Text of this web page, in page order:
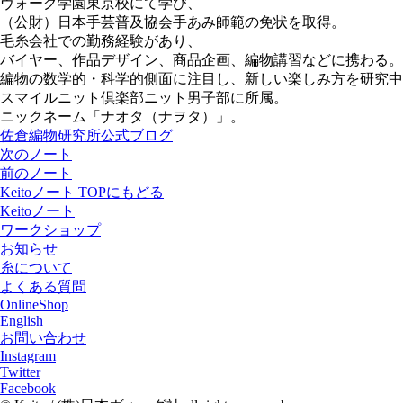
ヴォーグ学園東京校にて学び、
（公財）日本手芸普及協会手あみ師範の免状を取得。
毛糸会社での勤務経験があり、
バイヤー、作品デザイン、商品企画、編物講習などに携わる。
編物の数学的・科学的側面に注目し、新しい楽しみ方を研究
スマイルニット倶楽部ニット男子部に所属。
ニックネーム「ナオタ（ナヲタ）」。
佐倉編物研究所公式ブログ
次のノート
前のノート
Keitoノート TOPにもどる
Keitoノート
ワークショップ
お知らせ
糸について
よくある質問
OnlineShop
English
お問い合わせ
Instagram
Twitter
Facebook